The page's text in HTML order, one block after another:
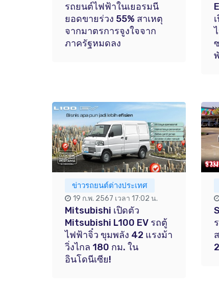
รถยนต์ไฟฟ้าในเยอรมนี
ยอดขายร่วง 55% สาเหตุ
จากมาตรการจูงใจจาก
ภาครัฐหมดลง
ข่าวรถยนต์ต่างประเทศ
19 ก.พ. 2567 เวลา 17:02 น.
Mitsubishi เปิดตัว
Mitsubishi L100 EV รถตู้
ไฟฟ้าจิ๋ว ขุมพลัง 42 แรงม้า
วิ่งไกล 180 กม. ใน
อินโดนีเซีย!